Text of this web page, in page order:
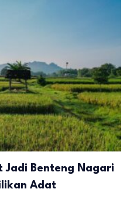
Jadi Benteng Nagari
Adat